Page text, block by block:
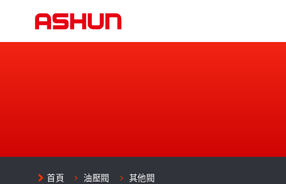
首頁 油壓閥 其他閥